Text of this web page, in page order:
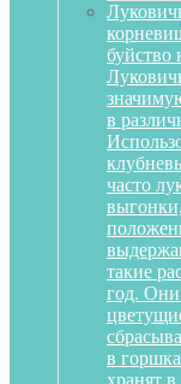
буйство
в
часто
такие
год. Они
в
хранят